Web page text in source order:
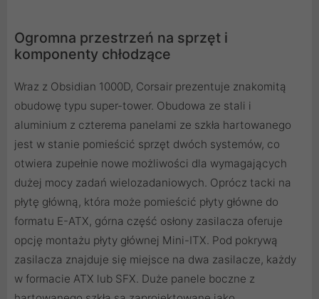
Ogromna przestrzeń na sprzęt i
komponenty chłodzące
Wraz z Obsidian 1000D, Corsair prezentuje znakomitą
obudowę typu super-tower. Obudowa ze stali i
aluminium z czterema panelami ze szkła hartowanego
jest w stanie pomieścić sprzęt dwóch systemów, co
otwiera zupełnie nowe możliwości dla wymagających
dużej mocy zadań wielozadaniowych. Oprócz tacki na
płytę główną, która może pomieścić płyty główne do
formatu E-ATX, górna część osłony zasilacza oferuje
opcję montażu płyty głównej Mini-ITX. Pod pokrywą
zasilacza znajduje się miejsce na dwa zasilacze, każdy
w formacie ATX lub SFX. Duże panele boczne z